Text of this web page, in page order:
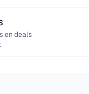
en deals